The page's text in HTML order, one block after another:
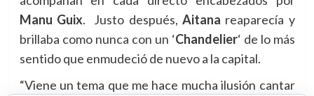
Manu Guix. Justo después, Aitana reaparecía y
brillaba como nunca con un ‘Chandelier‘ de lo más
sentido que enmudeció de nuevo a la capital.
“Viene un tema que me hace mucha ilusión cantar